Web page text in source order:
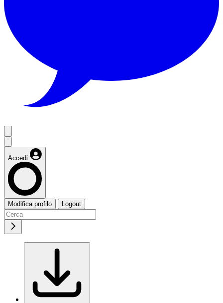
Accedi
Modifica profilo Logout